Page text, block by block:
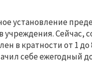
установление
Сейчас,
в кратности от 1
себе